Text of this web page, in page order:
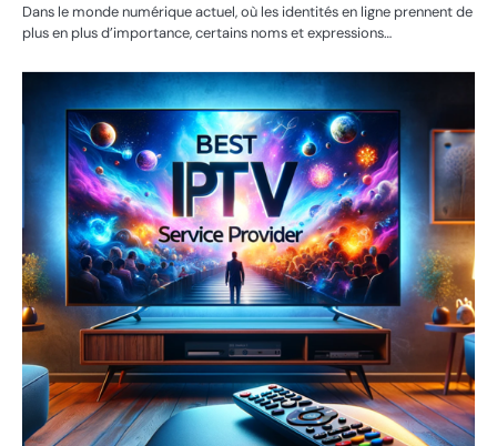
Dans le monde numérique actuel, où les identités en ligne prennent de
plus en plus d’importance, certains noms et expressions…